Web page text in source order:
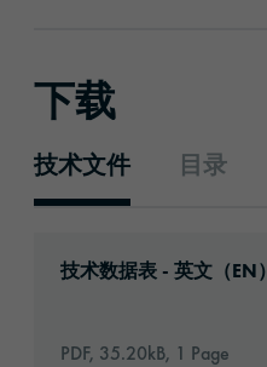
下载
技术文件 目录
技术数据表 - 英文（EN）
PDF, 35.20kB, 1 Page